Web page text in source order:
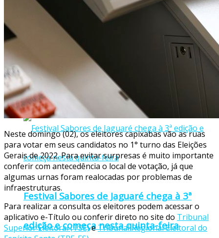
Ponto Belo divulga programação oficial do
Festival da Morena 2026
Festival Sabores de Jaguaré chega à 3ª
edição e começa nesta quinta-feira
Neste domingo (02), os eleitores capixabas vão as ruas
para votar em seus candidatos no 1° turno das Eleições
Gerais de 2022. Para evitar surpresas é muito importante
conferir com antecedência o local de votação, já que
algumas urnas foram realocadas por problemas de
infraestruturas.
Para realizar a consulta os eleitores podem acessar o
aplicativo e-Título ou conferir direto no site do Tribunal
Superior Eleitoral (TSE)eTribunal Regional Eleitoral do